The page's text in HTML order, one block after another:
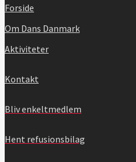
Forside
Om Dans Danmark
Aktiviteter
Kontakt
Bliv enkeltmedlem
Hent refusionsbilag